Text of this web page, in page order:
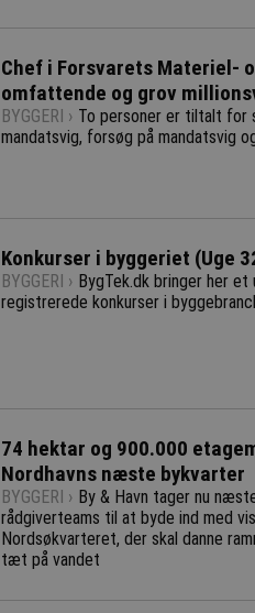
Chef i Forsvarets Materiel-
omfattende og grov
BYGGERI › To personer er tiltalt for
mandatsvig, forsøg på mandatsvig
Konkurser i byggeriet (Uge
BYGGERI › BygTek.dk bringer her
registrerede konkurser i
74 hektar og 900.000
Nordhavns næste bykvarter
BYGGERI › By & Havn tager nu
rådgiverteams til at byde ind med
Nordsøkvarteret, der skal danne
tæt på vandet